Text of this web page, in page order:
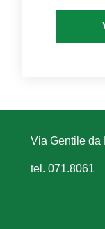
Via Gentile da
tel. 071.8061